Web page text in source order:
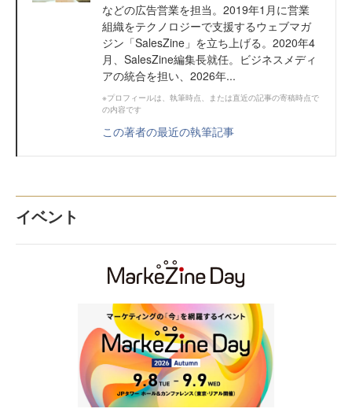
などの広告営業を担当。2019年1月に営業
組織をテクノロジーで支援するウェブマガ
ジン「SalesZine」を立ち上げる。2020年4
月、SalesZine編集長就任。ビジネスメディ
アの統合を担い、2026年...
※プロフィールは、執筆時点、または直近の記事の寄稿時点で
の内容です
この著者の最近の執筆記事
イベント